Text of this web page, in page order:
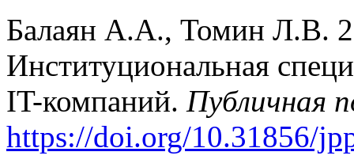
Балаян А.А., Томин Л.В.
Институциональная
IT-компаний. Публичная
https://doi.org/10.31856/